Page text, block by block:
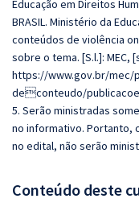
Educação em Direitos
BRASIL. Ministério da
conteúdos de violência
sobre o tema. [S.l.]: MEC,
https://www.gov.br/mec/
deconteudo/
5. Serão ministradas
no informativo. Portanto,
no edital, não serão
Conteúdo deste